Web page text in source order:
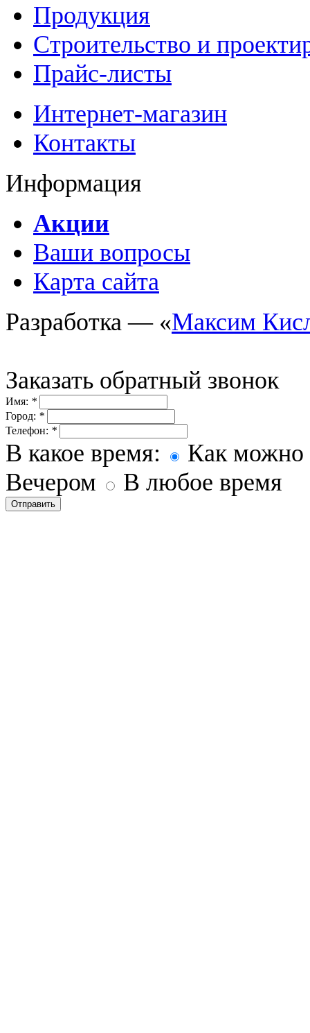
Продукция
Строительство и
Прайс-листы
Интернет-магазин
Контакты
Информация
Акции
Ваши вопросы
Карта сайта
Разработка — «Максим
Заказать обратный звонок
Имя: *
Город: *
Телефон: *
В какое время:
Как можно
Вечером
В любое время
Отправить